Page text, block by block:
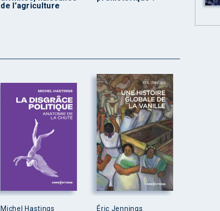
de l’agriculture
Michel Hastings Éric Jennings